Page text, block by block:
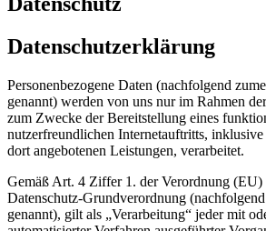
Datenschutzerklärung
Personenbezogene Daten (nachfolgend
genannt) werden von uns nur im Rahmen
zum Zwecke der Bereitstellung eines
nutzerfreundlichen Internetauftritts,
dort angebotenen Leistungen, verarbeitet.
Gemäß Art. 4 Ziffer 1. der Verordnung (EU)
Datenschutz-Grundverordnung
genannt), gilt als „Verarbeitung“ jeder mit